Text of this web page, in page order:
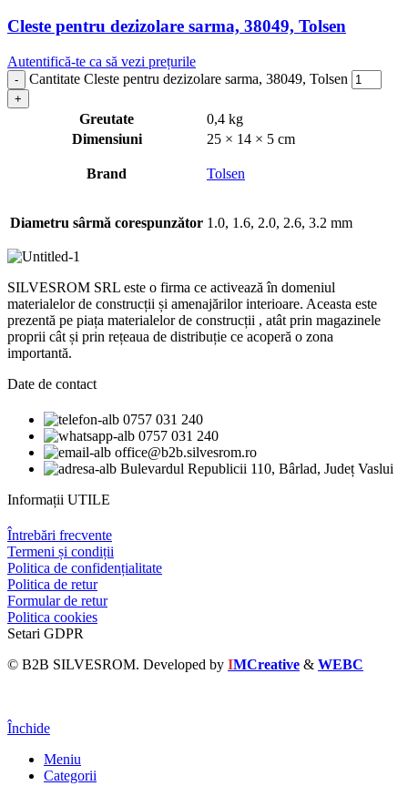
Cleste pentru dezizolare sarma, 38049, Tolsen
Autentifică-te ca să vezi prețurile
Cantitate Cleste pentru dezizolare sarma, 38049, Tolsen
Greutate
0,4 kg
Dimensiuni
25 × 14 × 5 cm
Brand Tolsen
Diametru sârmă corespunzător 1.0, 1.6, 2.0, 2.6, 3.2 mm
SILVESROM SRL este o firma ce activează în domeniul
materialelor de construcții și amenajărilor interioare. Aceasta este
prezentă pe piața materialelor de construcții , atât prin magazinele
proprii cât și prin rețeaua de distribuție ce acoperă o zona
importantă.
Date de contact
0757 031 240
0757 031 240
office@b2b.silvesrom.ro
Bulevardul Republicii 110, Bârlad, Județ Vaslui
Informații UTILE
Întrebări frecvente
Termeni și condiții
Politica de confidențialitate
Politica de retur
Formular de retur
Politica cookies
Setari GDPR
© B2B SILVESROM. Developed by IMCreative & WEBC
Închide
Meniu
Categorii